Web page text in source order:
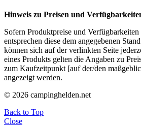
Hinweis zu Preisen und
Sofern Produktpreise und
entsprechen diese dem angegebenen
können sich auf der verlinkten Seite
eines Produkts gelten die Angaben zu
zum Kaufzeitpunkt [auf der/den
angezeigt werden.
© 2026 campinghelden.net
Back to Top
Close